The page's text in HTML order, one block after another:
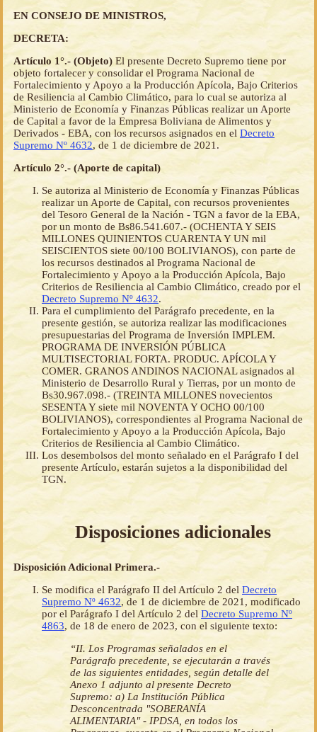
EN CONSEJO DE MINISTROS,
DECRETA:
Artículo 1°.- (Objeto) El presente Decreto Supremo tiene por
objeto fortalecer y consolidar el Programa Nacional de
Fortalecimiento y Apoyo a la Producción Apícola, Bajo Criterios
de Resiliencia al Cambio Climático, para lo cual se autoriza al
Ministerio de Economía y Finanzas Públicas realizar un Aporte
de Capital a favor de la Empresa Boliviana de Alimentos y
Derivados - EBA, con los recursos asignados en el Decreto
Supremo Nº 4632, de 1 de diciembre de 2021.
Artículo 2°.- (Aporte de capital)
Se autoriza al Ministerio de Economía y Finanzas Públicas
realizar un Aporte de Capital, con recursos provenientes
del Tesoro General de la Nación - TGN a favor de la EBA,
por un monto de Bs86.541.607.- (OCHENTA Y SEIS
MILLONES QUINIENTOS CUARENTA Y UN mil
SEISCIENTOS siete 00/100 BOLIVIANOS), con parte de
los recursos destinados al Programa Nacional de
Fortalecimiento y Apoyo a la Producción Apícola, Bajo
Criterios de Resiliencia al Cambio Climático, creado por el
Decreto Supremo Nº 4632.
Para el cumplimiento del Parágrafo precedente, en la
presente gestión, se autoriza realizar las modificaciones
presupuestarias del Programa de Inversión IMPLEM.
PROGRAMA DE INVERSIÓN PÚBLICA
MULTISECTORIAL FORTA. PRODUC. APÍCOLA Y
COMER. GRANOS ANDINOS NACIONAL asignados al
Ministerio de Desarrollo Rural y Tierras, por un monto de
Bs30.967.098.- (TREINTA MILLONES novecientos
SESENTA Y siete mil NOVENTA Y OCHO 00/100
BOLIVIANOS), correspondientes al Programa Nacional de
Fortalecimiento y Apoyo a la Producción Apícola, Bajo
Criterios de Resiliencia al Cambio Climático.
Los desembolsos del monto señalado en el Parágrafo I del
presente Artículo, estarán sujetos a la disponibilidad del
TGN.
Disposiciones adicionales
Disposición Adicional Primera.-
Se modifica el Parágrafo II del Artículo 2 del Decreto
Supremo Nº 4632, de 1 de diciembre de 2021, modificado
por el Parágrafo I del Artículo 2 del Decreto Supremo Nº
4863, de 18 de enero de 2023, con el siguiente texto:
“II. Los Programas señalados en el
Parágrafo precedente, se ejecutarán a través
de las siguientes entidades, según detalle del
Anexo 1 adjunto al presente Decreto
Supremo: a) La Institución Pública
Desconcentrada "SOBERANÍA
ALIMENTARIA" - IPDSA, en todos los